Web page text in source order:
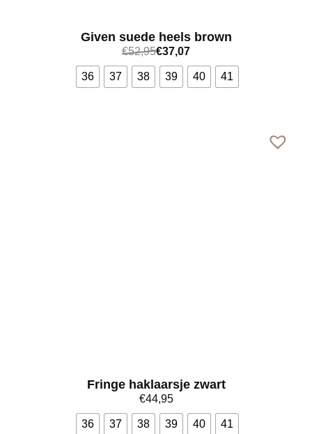
Given suede heels brown
€52,95€37,07
36 37 38 39 40 41
Fringe haklaarsje zwart
€44,95
36 37 38 39 40 41